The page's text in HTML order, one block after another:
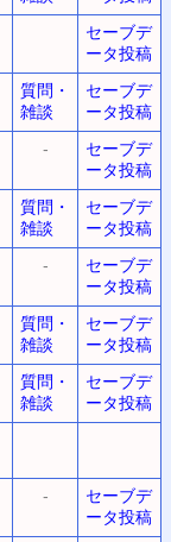
セーブデ
ータ投稿
質問・
雑談
セーブデ
ータ投稿
-
セーブデ
ータ投稿
質問・
雑談
セーブデ
ータ投稿
-
セーブデ
ータ投稿
質問・
雑談
セーブデ
ータ投稿
質問・
雑談
セーブデ
ータ投稿
-
セーブデ
ータ投稿